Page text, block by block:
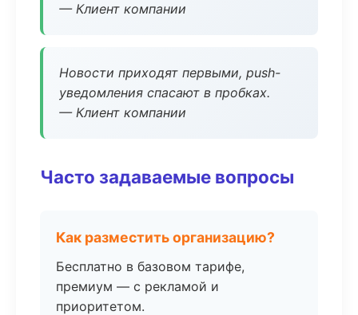
— Клиент компании
Новости приходят первыми, push-
уведомления спасают в пробках.
— Клиент компании
Часто задаваемые вопросы
Как разместить организацию?
Бесплатно в базовом тарифе,
премиум — с рекламой и
приоритетом.